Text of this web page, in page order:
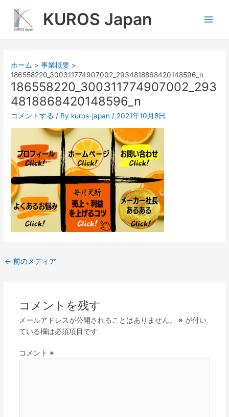
ス
KUROS Japan
ホーム
事業概要
186558220_300311774907002_2934818868420148596_n
186558220_300311774907002_293
4818868420148596_n
コメントする / By kuros-japan / 2021年10月8日
← 前のメディア
コメントを残す
メールアドレスが公開されることはありません。 ※ が付い
ている欄は必須項目です
コメント ※